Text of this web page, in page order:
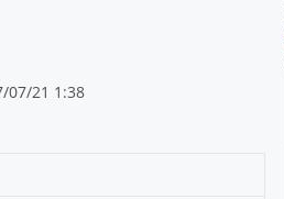
07/21 1:38